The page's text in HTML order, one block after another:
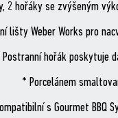
2 hořáky se zvýšeným
lišty Weber Works pro
hořák poskytuje
* Porcelánem
s Gourmet BBQ